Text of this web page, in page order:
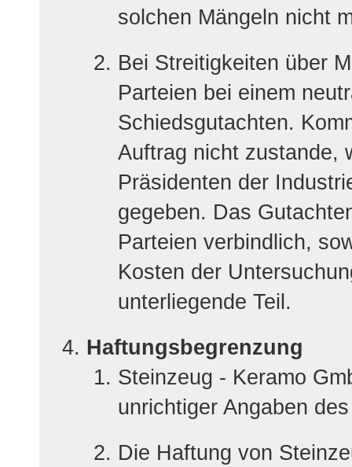
solchen Mängeln nicht
Bei Streitigkeiten über
Parteien bei einem
Schiedsgutachten.
Auftrag nicht zustande,
Präsidenten der
gegeben. Das
Parteien verbindlich,
Kosten der
unterliegende Teil.
Haftungsbegrenzung
Steinzeug - Keramo
unrichtiger Angaben
Die Haftung von